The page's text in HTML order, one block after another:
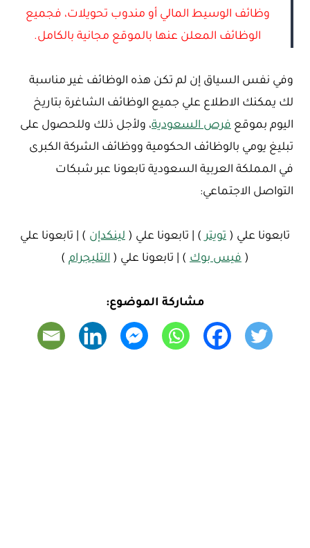
وظائف الوسيط المالي أو مندوب تحويلات، فجميع
الوظائف المعلن عنها بالموقع مجانية بالكامل.
وفي نفس السياق إن لم تكن هذه الوظائف غير مناسبة
لك يمكنك الاطلاع علي جميع الوظائف الشاغرة بتاريخ
اليوم بموقع فرص السعودية، ولأجل ذلك وللحصول على
تبليغ يومي بالوظائف الحكومية ووظائف الشركة الكبرى
في المملكة العربية السعودية تابعونا عبر شبكات
التواصل الاجتماعي:
تابعونا علي ( تويتر ) | تابعونا علي ( لينكدإن ) | تابعونا علي
( فيس بوك ) | تابعونا علي ( التليجرام )
مشاركة الموضوع: